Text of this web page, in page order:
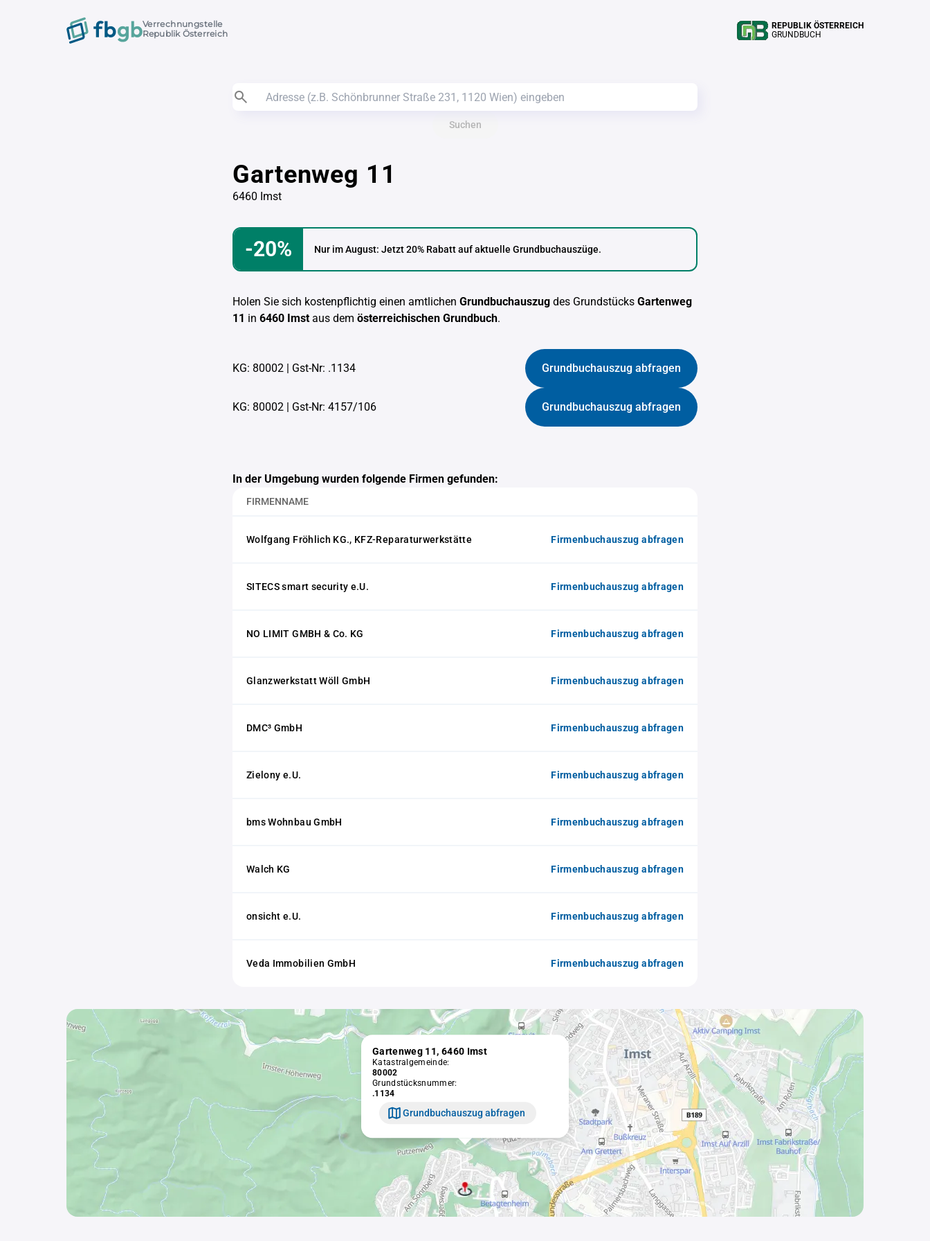
Verrechnungstelle
Republik Österreich
REPUBLIK ÖSTERREICH
GRUNDBUCH
Suchen
Gartenweg 11
6460 Imst
-20% Nur im August: Jetzt 20% Rabatt auf aktuelle Grundbuchauszüge.
Holen Sie sich kostenpflichtig einen amtlichen Grundbuchauszug des Grundstücks Gartenweg
11 in 6460 Imstaus dem österreichischen Grundbuch.
KG: 80002 | Gst-Nr: .1134 Grundbuchauszug abfragen
KG: 80002 | Gst-Nr: 4157/106 Grundbuchauszug abfragen
In der Umgebung wurden folgende Firmen gefunden:
FIRMENNAME
Wolfgang Fröhlich KG., KFZ-Reparaturwerkstätte Firmenbuchauszug abfragen
SITECS smart security e.U. Firmenbuchauszug abfragen
NO LIMIT GMBH & Co. KG Firmenbuchauszug abfragen
Glanzwerkstatt Wöll GmbH Firmenbuchauszug abfragen
DMC³ GmbH Firmenbuchauszug abfragen
Zielony e.U. Firmenbuchauszug abfragen
bms Wohnbau GmbH Firmenbuchauszug abfragen
Walch KG Firmenbuchauszug abfragen
onsicht e.U. Firmenbuchauszug abfragen
Veda Immobilien GmbH Firmenbuchauszug abfragen
Gartenweg 11, 6460 Imst
Katastralgemeinde:
80002
Grundstücksnummer:
.1134
Grundbuchauszug abfragen